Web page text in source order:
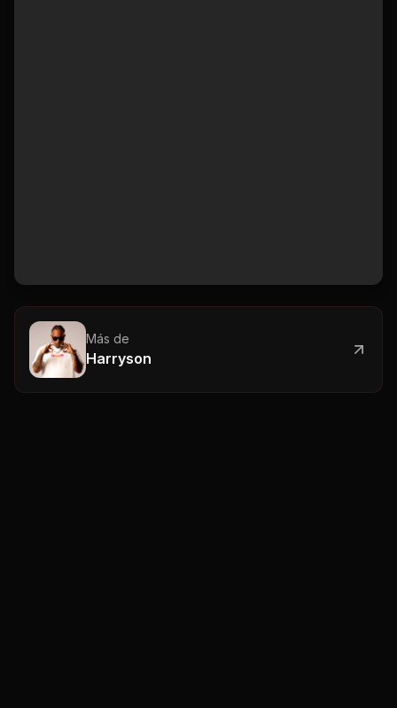
Más de
Harryson